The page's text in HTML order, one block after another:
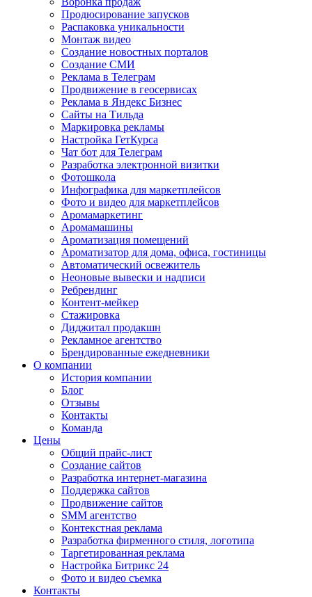
Продюсирование запусков
Распаковка уникальности
Монтаж видео
Создание новостных порталов
Cоздание СМИ
Реклама в Телеграм
Продвижение в геосервисах
Реклама в Яндекс Бизнес
Сайты на Тильда
Маркировка рекламы
Настройка ГетКурса
Чат бот для Телеграм
Разработка электронной визитки
Фотошкола
Инфографика для маркетплейсов
Фото и видео для маркетплейсов
Аромамаркетинг
Аромамашины
Ароматизация помещений
Ароматизатор для дома, офиса, гостиницы
Автоматический освежитель
Неоновые вывески и надписи
Ребрендинг
Контент-мейкер
Стажировка
Диджитал продакшн
Рекламное агентство
Брендированные ежедневники
О компании
История компании
Блог
Отзывы
Контакты
Команда
Цены
Общий прайс-лист
Создание сайтов
Разработка интернет-магазина
Поддержка сайтов
Продвижение сайтов
SMM агентство
Контекстная реклама
Разработка фирменного стиля, логотипа
Таргетированная реклама
Настройка Битрикс 24
Фото и видео съемка
Контакты